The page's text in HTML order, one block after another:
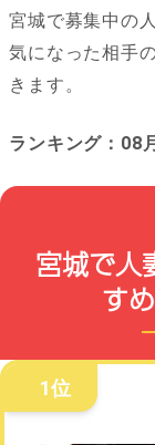
宮城で募集中の
気になった相手
きます。
ランキング：08
宮城で人
す
1位